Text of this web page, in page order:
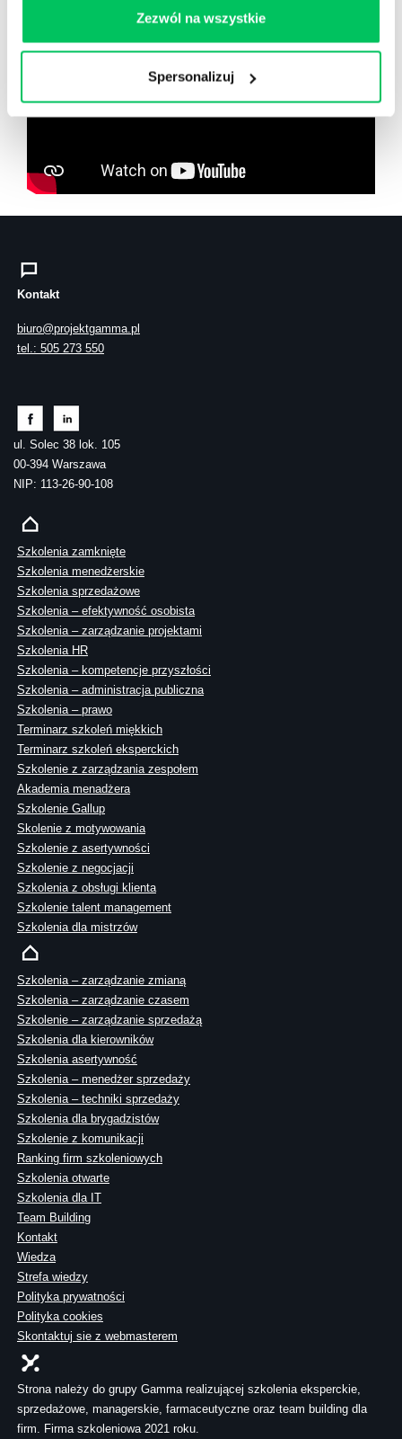
Zezwól na wszystkie
Spersonalizuj
Kontakt
biuro@projektgamma.pl
tel.: 505 273 550
ul. Solec 38 lok. 105
00-394 Warszawa
NIP: 113-26-90-108
Szkolenia zamknięte
Szkolenia menedżerskie
Szkolenia sprzedażowe
Szkolenia – efektywność osobista
Szkolenia – zarządzanie projektami
Szkolenia HR
Szkolenia – kompetencje przyszłości
Szkolenia – administracja publiczna
Szkolenia – prawo
Terminarz szkoleń miękkich
Terminarz szkoleń eksperckich
Szkolenie z zarządzania zespołem
Akademia menadżera
Szkolenie Gallup
Skolenie z motywowania
Szkolenie z asertywności
Szkolenie z negocjacji
Szkolenia z obsługi klienta
Szkolenie talent management
Szkolenia dla mistrzów
Szkolenia – zarządzanie zmianą
Szkolenia – zarządzanie czasem
Szkolenie – zarządzanie sprzedażą
Szkolenia dla kierowników
Szkolenia asertywność
Szkolenia – menedżer sprzedaży
Szkolenia – techniki sprzedaży
Szkolenia dla brygadzistów
Szkolenie z komunikacji
Ranking firm szkoleniowych
Szkolenia otwarte
Szkolenia dla IT
Team Building
Kontakt
Wiedza
Strefa wiedzy
Polityka prywatności
Polityka cookies
Skontaktuj sie z webmasterem
Strona należy do grupy Gamma realizującej szkolenia eksperckie,
sprzedażowe, managerskie, farmaceutyczne oraz team building dla
firm. Firma szkoleniowa 2021 roku.